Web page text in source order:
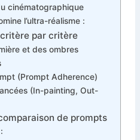
cinématographique
l’ultra-réalisme :
par critère
et des ombres
(Prompt Adherence)
(In-painting, Out-
de prompts